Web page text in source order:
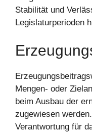
Stabilität und
Legislaturperioden
Mengen- oder
beim Ausbau der
zugewiesen
Verantwortung für